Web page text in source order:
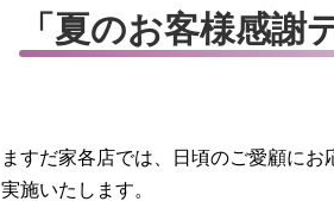
「夏のお客様感謝
ますだ家各店では、日頃のご愛顧にお
実施いたします。